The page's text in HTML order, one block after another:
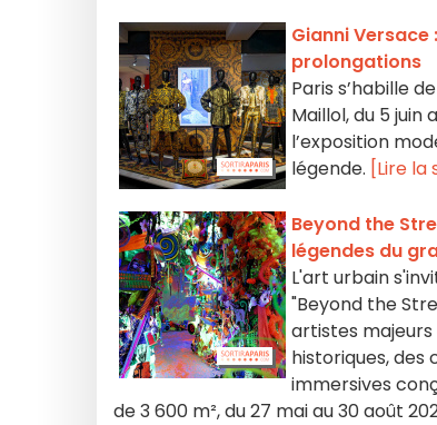
Gianni
prolongations
Paris s’habille
Maillol, du 5
l’exposition
légende. [Lire la
Beyond the
légendes du
L'art urbain
"Beyond the
artistes
historiques, des
immersives
de 3 600 m², du 27 mai au 30 août